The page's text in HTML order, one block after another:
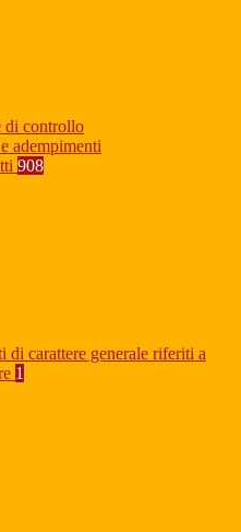
di controllo
adempimenti
908
di carattere generale riferiti a
1